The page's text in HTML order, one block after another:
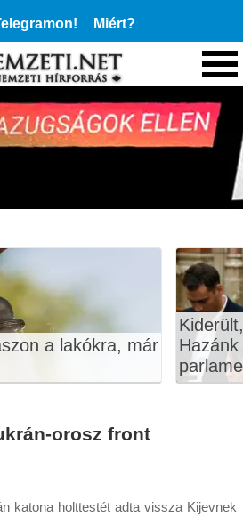
Miért?
a lakókra, már
orosz front
katona holttestét adta vissza Kijevnek